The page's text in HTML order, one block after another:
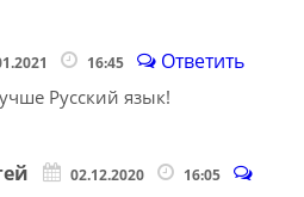
16:45 Ответить
Русский язык!
02.12.2020 16:05